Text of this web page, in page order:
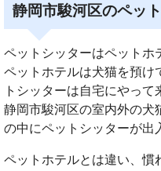
静岡市駿河区のペッ
ペットシッターはペットホ
ペットホテルは犬猫を預け
トシッターは自宅にやって
静岡市駿河区の室内外の犬
の中にペットシッターが出
ペットホテルとは違い、慣